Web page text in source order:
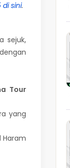
di sini.
sejuk,
Tour
yang
Haram